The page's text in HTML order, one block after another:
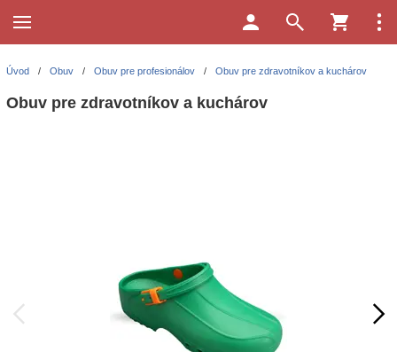
Úvod / Obuv / Obuv pre profesionálov / Obuv pre zdravotníkov a kuchárov
Obuv pre zdravotníkov a kuchárov